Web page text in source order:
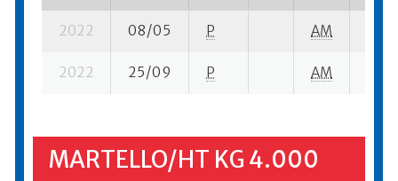
2022 08/05 P AM
2022 25/09 P AM
MARTELLO/HT KG 4.000